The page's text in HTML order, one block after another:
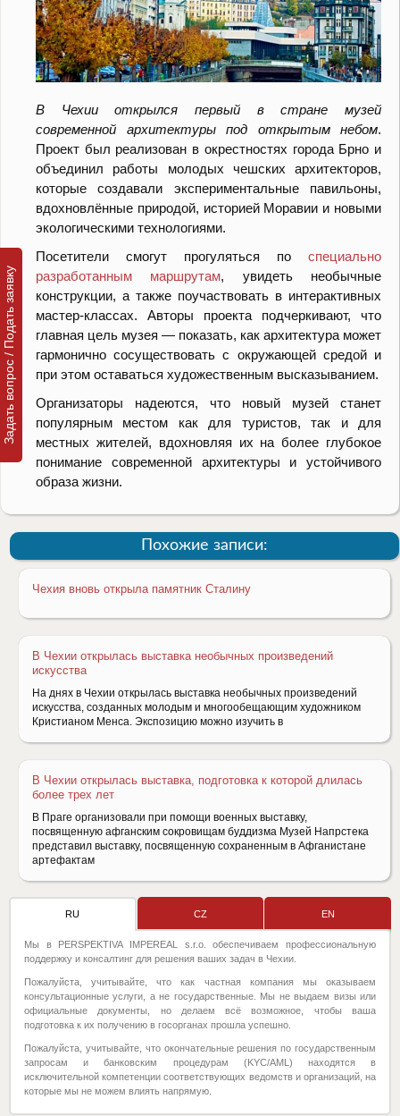
В Чехии открылся первый в стране музей
современной архитектуры под открытым небом.
Проект был реализован в окрестностях города Брно и
объединил работы молодых чешских архитекторов,
которые создавали экспериментальные павильоны,
вдохновлённые природой, историей Моравии и новыми
экологическими технологиями.
Посетители смогут прогуляться по специально
разработанным маршрутам, увидеть необычные
конструкции, а также поучаствовать в интерактивных
мастер-классах. Авторы проекта подчеркивают, что
главная цель музея — показать, как архитектура может
гармонично сосуществовать с окружающей средой и
при этом оставаться художественным высказыванием.
Организаторы надеются, что новый музей станет
популярным местом как для туристов, так и для
местных жителей, вдохновляя их на более глубокое
понимание современной архитектуры и устойчивого
образа жизни.
Похожие записи:
Чехия вновь открыла памятник Сталину
В Чехии открылась выставка необычных произведений
искусства
На днях в Чехии открылась выставка необычных произведений
искусства, созданных молодым и многообещающим художником
Кристианом Менса. Экспозицию можно изучить в
В Чехии открылась выставка, подготовка к которой длилась
более трех лет
В Праге организовали при помощи военных выставку,
посвященную афганским сокровищам буддизма Музей Напрстека
представил выставку, посвященную сохраненным в Афганистане
артефактам
Задать вопрос / Подать заявку
RU CZ EN
Мы в PERSPEKTIVA IMPEREAL s.r.o. обеспечиваем профессиональную
поддержку и консалтинг для решения ваших задач в Чехии.
Пожалуйста, учитывайте, что как частная компания мы оказываем
консультационные услуги, а не государственные. Мы не выдаем визы или
официальные документы, но делаем всё возможное, чтобы ваша
подготовка к их получению в госорганах прошла успешно.
Пожалуйста, учитывайте, что окончательные решения по государственным
запросам и банковским процедурам (KYC/AML) находятся в
исключительной компетенции соответствующих ведомств и организаций, на
которые мы не можем влиять напрямую.